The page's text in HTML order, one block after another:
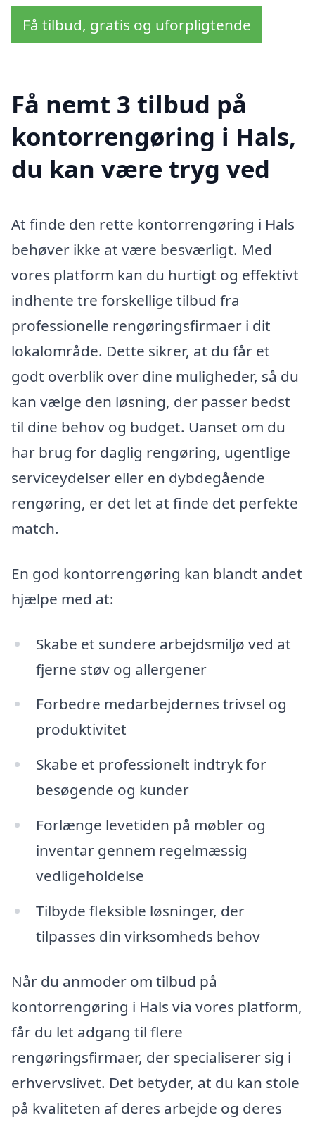
Få tilbud, gratis og uforpligtende
Få nemt 3 tilbud på
kontorrengøring i Hals,
du kan være tryg ved
At finde den rette kontorrengøring i Hals
behøver ikke at være besværligt. Med
vores platform kan du hurtigt og effektivt
indhente tre forskellige tilbud fra
professionelle rengøringsfirmaer i dit
lokalområde. Dette sikrer, at du får et
godt overblik over dine muligheder, så du
kan vælge den løsning, der passer bedst
til dine behov og budget. Uanset om du
har brug for daglig rengøring, ugentlige
serviceydelser eller en dybdegående
rengøring, er det let at finde det perfekte
match.
En god kontorrengøring kan blandt andet
hjælpe med at:
Skabe et sundere arbejdsmiljø ved at
fjerne støv og allergener
Forbedre medarbejdernes trivsel og
produktivitet
Skabe et professionelt indtryk for
besøgende og kunder
Forlænge levetiden på møbler og
inventar gennem regelmæssig
vedligeholdelse
Tilbyde fleksible løsninger, der
tilpasses din virksomheds behov
Når du anmoder om tilbud på
kontorrengøring i Hals via vores platform,
får du let adgang til flere
rengøringsfirmaer, der specialiserer sig i
erhvervslivet. Det betyder, at du kan stole
på kvaliteten af deres arbejde og deres